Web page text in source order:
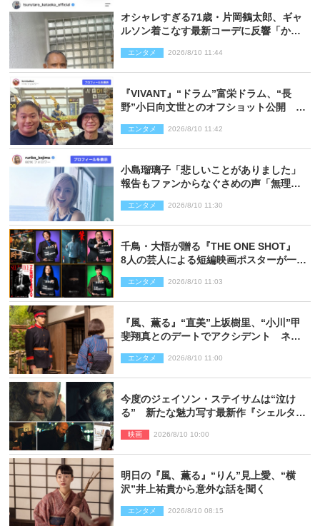
オシャレすぎる71歳・片岡鶴太郎、ギャ
ルソン着こなす最新コーデに反響「かっ
エンタメ 2026/8/10 11:44
『VIVANT』“ドラム”富栄ドラム、“長
野”小日向文世とのオフショット公開
エンタメ 2026/8/10 11:42
小島瑠璃子「悲しいことがありました」
報告もファンからなぐさめの声「無理し
エンタメ 2026/8/10 11:30
千鳥・大悟が贈る『THE ONE SHOT』
8人の芸人による短編映画ポスターが一挙
エンタメ 2026/8/10 11:03
『風、薫る』“直美”上坂樹里、“小川”甲
斐翔真とのデートでアクシデント ネッ
エンタメ 2026/8/10 11:00
今度のジェイソン・ステイサムは“泣け
る” 新たな魅力写す最新作『シェルタ
映画 2026/8/10 10:00
明日の『風、薫る』“りん”見上愛、“横
沢”井上祐貴から意外な話を聞く
エンタメ 2026/8/10 08:15